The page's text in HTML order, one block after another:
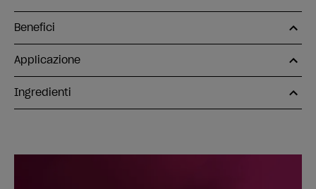
Benefici
Applicazione
Ingredienti